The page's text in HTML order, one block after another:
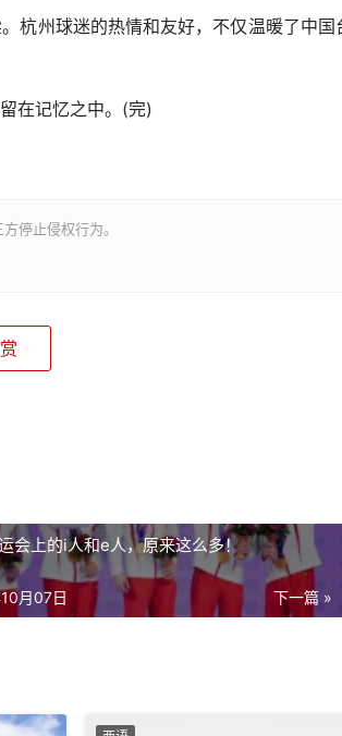
州球迷的热情和友好，不仅温暖了中国
在记忆之中。(完)
停止侵权行为。
会上的i人和e人，原来这么多！
下一篇 »
月07日